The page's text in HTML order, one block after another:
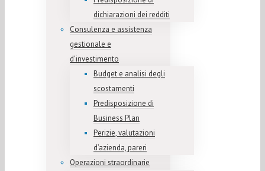
dichiarazioni dei redditi
Consulenza e assistenza
gestionale e
d’investimento
Budget e analisi degli
scostamenti
Predisposizione di
Business Plan
Perizie, valutazioni
d’azienda, pareri
Operazioni straordinarie